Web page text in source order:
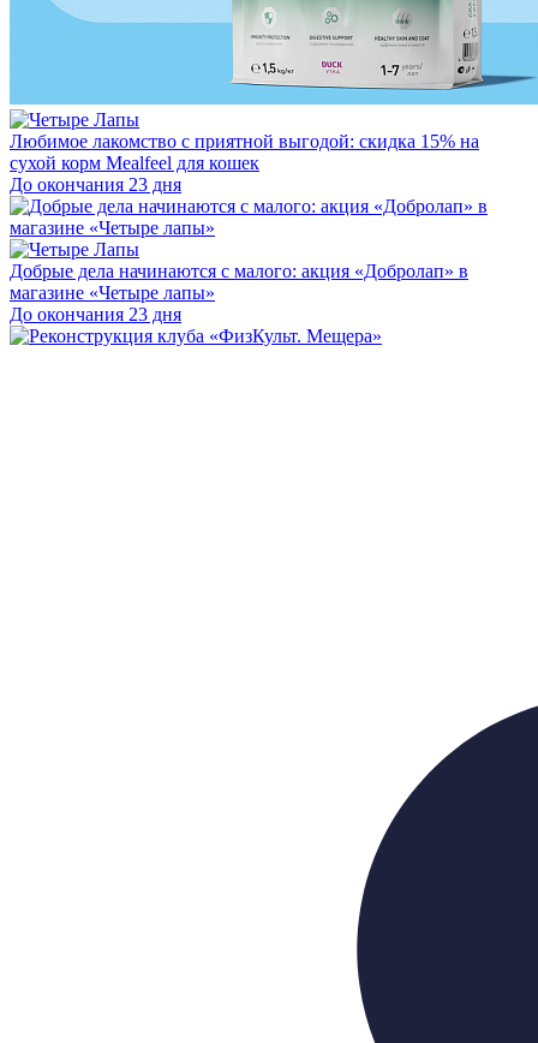
Любимое лакомство с приятной выгодой: скидка 15% на
сухой корм Mealfeel для кошек
До окончания 23 дня
Добрые дела начинаются с малого: акция «Добролап» в
магазине «Четыре лапы»
До окончания 23 дня